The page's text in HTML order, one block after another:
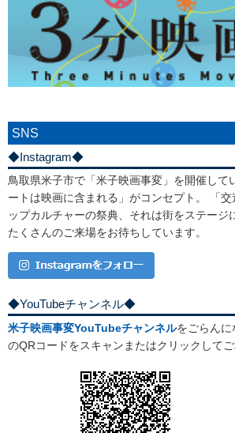
SNS
◆Instagram◆
鳥取県米子市で「米子映画事変」を開催して
ートは映画に含まれる」がコンセプト。 「
ップカルチャーの祭典、それは街をステージ
たくさんのご来場をお待ちしています。
◆YouTubeチャンネル◆
米子映画事変YouTubeチャンネルをごらんに
のQRコードをスキャンまたはクリックしてご